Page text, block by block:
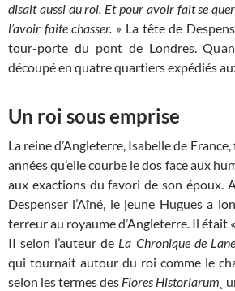
disait aussi du roi. Et pour avoir fait se
l’avoir faite chasser. » La tête de
tour-porte du pont de Londres.
découpé en quatre quartiers expédiés
Un roi sous emprise
La reine d’Angleterre, Isabelle de
années qu’elle courbe le dos face aux
aux exactions du favori de son époux.
Despenser l’Aîné, le jeune Hugues a
terreur au royaume d’Angleterre. Il était «
II selon l’auteur de La Chronique de
qui tournait autour du roi comme le
selon les termes des Flores Historiarum¸